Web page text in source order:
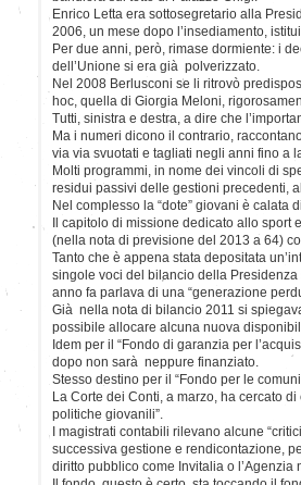
Enrico Letta era sottosegretario alla
2006, un mese dopo l’insediamento,
Per due anni, però, rimase dormiente: i
dell’Unione si era già polverizzato.
Nel 2008 Berlusconi se li ritrovò
hoc, quella di Giorgia Meloni,
Tutti, sinistra e destra, a dire che
Ma i numeri dicono il contrario,
via via svuotati e tagliati negli anni fino a
Molti programmi, in nome dei vincoli di
residui passivi delle gestioni precedenti,
Nel complesso la “dote” giovani è calata
Il capitolo di missione dedicato allo
(nella nota di previsione del 2013 a 64)
Tanto che è appena stata depositata
singole voci del bilancio della
anno fa parlava di una “generazione
Già nella nota di bilancio 2011 si
possibile allocare alcuna nuova
Idem per il “Fondo di garanzia per
dopo non sarà neppure finanziato.
Stesso destino per il “Fondo per le
La Corte dei Conti, a marzo, ha cercato
politiche giovanili”.
I magistrati contabili rilevano alcune
successiva gestione e rendicontazione,
diritto pubblico come Invitalia o l’Agenzia